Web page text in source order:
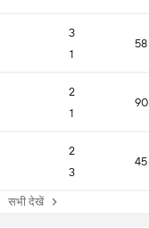
3
1
58
2
1
90
2
3
45
सभी देखें